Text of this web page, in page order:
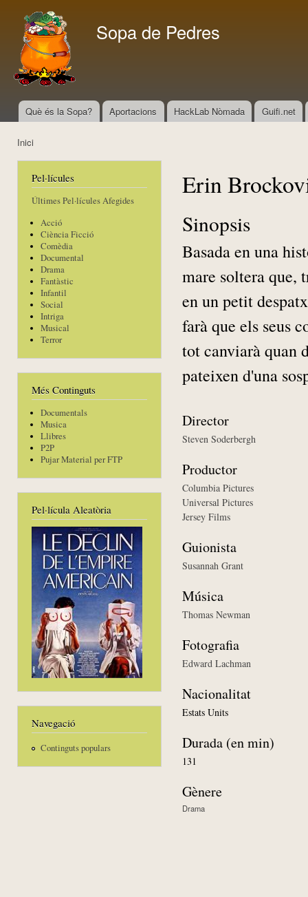
Sopa de Pedres
Menú principal
Què és la Sopa? Aportacions HackLab Nòmada Guifi.net
Inici
Pel·lícules
Últimes Pel·lícules Afegides
Acció
Ciència Ficció
Comèdia
Documental
Drama
Fantàstic
Infantil
Social
Intriga
Musical
Terror
Més Continguts
Documentals
Musica
Llibres
P2P
Pujar Material per FTP
Pel·lícula Aleatòria
Navegació
Continguts populars
Erin
Sinopsis
Basada en una
mare soltera que,
en un petit
farà que els seus
tot canviarà quan
pateixen d'una
Director
Steven Soderbergh
Productor
Columbia Pictures
Universal Pictures
Jersey Films
Guionista
Susannah Grant
Música
Thomas Newman
Fotografia
Edward Lachman
Nacionalitat
Estats Units
Durada (en min)
131
Gènere
Drama